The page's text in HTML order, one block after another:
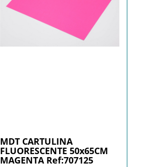
MDT CARTULINA
FLUORESCENTE 50x65CM
MAGENTA Ref:707125